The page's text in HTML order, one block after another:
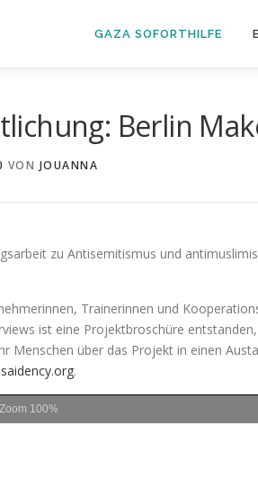
GAZA SOFORTHILFE
Berlin
VON JOUANNA
zu Antisemitismus und
Trainerinnen und
ist eine Projektbroschüre
Menschen über das Projekt in einen
.
Zoom 100%